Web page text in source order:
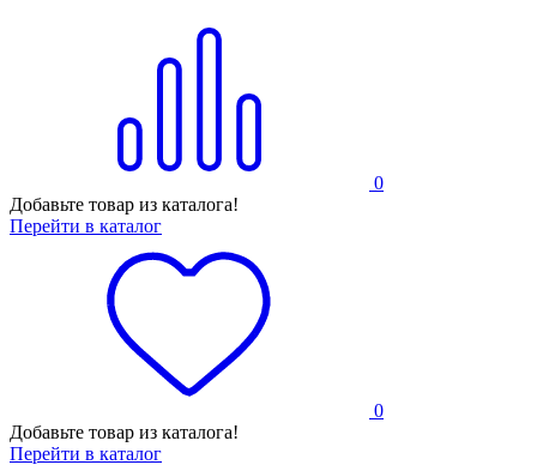
0
Добавьте товар из каталога!
Перейти в каталог
0
Добавьте товар из каталога!
Перейти в каталог